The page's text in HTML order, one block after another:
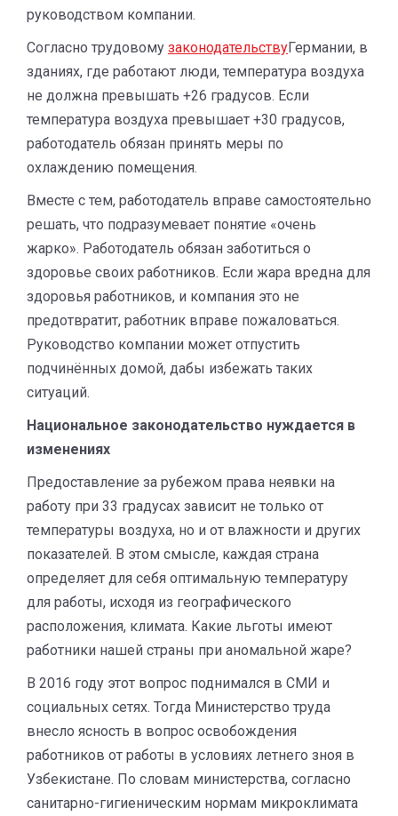
руководством компании.
Согласно трудовому законодательствуГермании, в
зданиях, где работают люди, температура воздуха
не должна превышать +26 градусов. Если
температура воздуха превышает +30 градусов,
работодатель обязан принять меры по
охлаждению помещения.
Вместе с тем, работодатель вправе самостоятельно
решать, что подразумевает понятие «очень
жарко». Работодатель обязан заботиться о
здоровье своих работников. Если жара вредна для
здоровья работников, и компания это не
предотвратит, работник вправе пожаловаться.
Руководство компании может отпустить
подчинённых домой, дабы избежать таких
ситуаций.
Национальное законодательство нуждается в
изменениях
Предоставление за рубежом права неявки на
работу при 33 градусах зависит не только от
температуры воздуха, но и от влажности и других
показателей. В этом смысле, каждая страна
определяет для себя оптимальную температуру
для работы, исходя из географического
расположения, климата. Какие льготы имеют
работники нашей страны при аномальной жаре?
В 2016 году этот вопрос поднимался в СМИ и
социальных сетях. Тогда Министерство труда
внесло ясность в вопрос освобождения
работников от работы в условиях летнего зноя в
Узбекистане. По словам министерства, согласно
санитарно-гигиеническим нормам микроклимата